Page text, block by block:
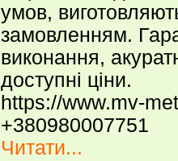
умов,
замовленням.
виконання,
доступні ціни.
https://www.mv-
+380980007751
Читати...